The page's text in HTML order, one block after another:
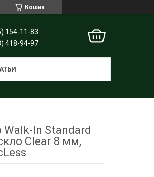
Кошик
154-11-83
418-94-97
In Standard
Clear 8 мм,